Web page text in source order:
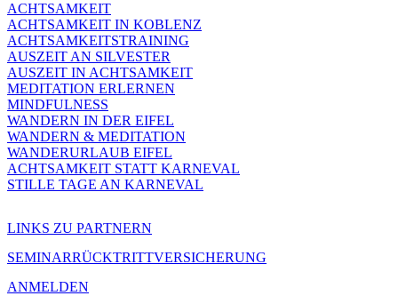
ACHTSAMKEIT
ACHTSAMKEIT IN KOBLENZ
ACHTSAMKEITSTRAINING
AUSZEIT AN SILVESTER
AUSZEIT IN ACHTSAMKEIT
MEDITATION ERLERNEN
MINDFULNESS
WANDERN IN DER EIFEL
WANDERN & MEDITATION
WANDERURLAUB EIFEL
ACHTSAMKEIT STATT KARNEVAL
STILLE TAGE AN KARNEVAL
LINKS ZU PARTNERN
SEMINARRÜCKTRITTVERSICHERUNG
ANMELDEN